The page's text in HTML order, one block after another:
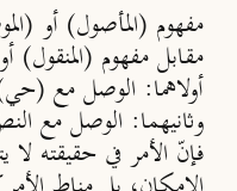
مفهوم (المأصول) أو
مقابل مفهوم (المنقول)
أولاهما: الوصل مع (حي)
وثانيهما: الوصل مع
فإنّ الأمر في حقيقته